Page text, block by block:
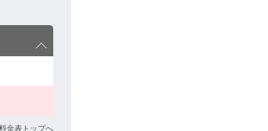
金表トップへ